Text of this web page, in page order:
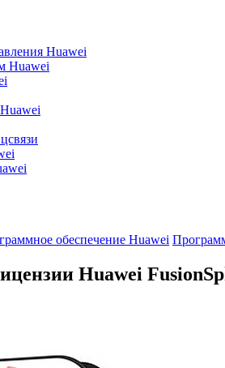
Huawei
Huawei
обеспечение Huawei
Huawei